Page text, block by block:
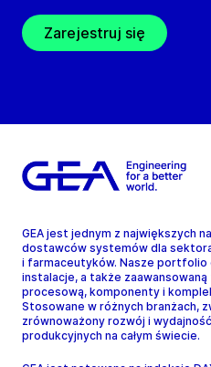
Zarejestruj się
GEA jest jednym z największych
dostawców systemów dla
i farmaceutyków. Nasze portfolio
instalacje, a także
procesową, komponenty i
Stosowane w różnych branżach,
zrównoważony rozwój i
produkcyjnych na całym świecie.